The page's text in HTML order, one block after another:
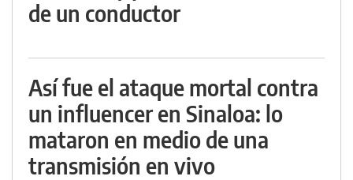
de un conductor
Así fue el ataque mortal contra
un influencer en Sinaloa: lo
mataron en medio de una
transmisión en vivo